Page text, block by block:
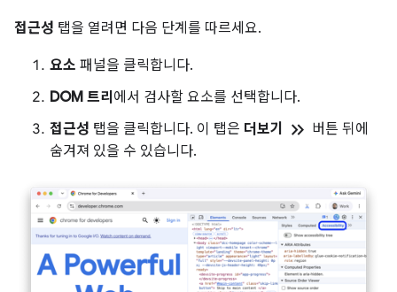
접근성 탭을 열려면 다음 단계를 따르세요.
요소 패널을 클릭합니다.
DOM 트리 에서 검사할 요소를 선택합니다.
접근성 탭을 클릭합니다. 이 탭은 더보기 keyboard_double_arrow_right 버튼 뒤에
숨겨져 있을 수 있습니다.